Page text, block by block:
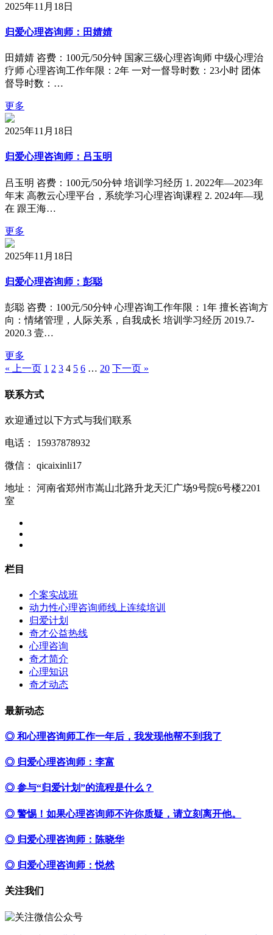
2025年11月18日
归爱心理咨询师：田婧婧
田婧婧 咨费：100元/50分钟 国家三级心理咨询师 中级心理治
疗师 心理咨询工作年限：2年 一对一督导时数：23小时 团体
督导时数：…
更多
2025年11月18日
归爱心理咨询师：吕玉明
吕玉明 咨费：100元/50分钟 培训学习经历 1. 2022年—2023年
年末 高教云心理平台，系统学习心理咨询课程 2. 2024年—现
在 跟王海…
更多
2025年11月18日
归爱心理咨询师：彭聪
彭聪 咨费：100元/50分钟 心理咨询工作年限：1年 擅长咨询方
向：情绪管理，人际关系，自我成长 培训学习经历 2019.7-
2020.3 壹…
更多
« 上一页 1 2 3 4 5 6 … 20 下一页 »
联系方式
欢迎通过以下方式与我们联系
电话： 15937878932
微信： qicaixinli17
地址：
河南省郑州市嵩山北路升龙天汇广场9号院6号楼2201
室
栏目
个案实战班
动力性心理咨询师线上连续培训
归爱计划
奇才公益热线
心理咨询
奇才简介
心理知识
奇才动态
最新动态
◎ 和心理咨询师工作一年后，我发现他帮不到我了
◎ 归爱心理咨询师：李富
◎ 参与“归爱计划”的流程是什么？
◎ 警惕！如果心理咨询师不许你质疑，请立刻离开他。
◎ 归爱心理咨询师：陈晓华
◎ 归爱心理咨询师：悦然
关注我们